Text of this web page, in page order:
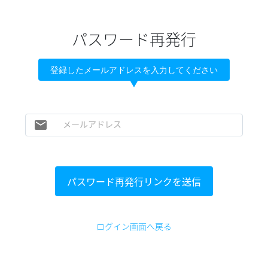
パスワード再発行
登録したメールアドレスを入力してください
email メールアドレス
パスワード再発行リンクを送信
ログイン画面へ戻る